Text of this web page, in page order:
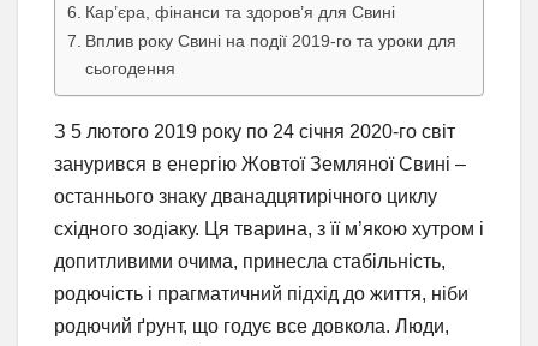
Кар’єра, фінанси та здоров’я для Свині
Вплив року Свині на події 2019-го та уроки для
сьогодення
З 5 лютого 2019 року по 24 січня 2020-го світ
занурився в енергію Жовтої Земляної Свині –
останнього знаку дванадцятирічного циклу
східного зодіаку. Ця тварина, з її м’якою хутром і
допитливими очима, принесла стабільність,
родючість і прагматичний підхід до життя, ніби
родючий ґрунт, що годує все довкола. Люди,